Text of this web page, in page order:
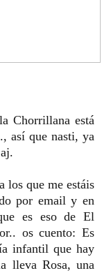
Chorrillana está
así que nasti, ya
los que me estáis
por email y en
es eso de El
os cuento: Es
infantil que hay
lleva Rosa, una